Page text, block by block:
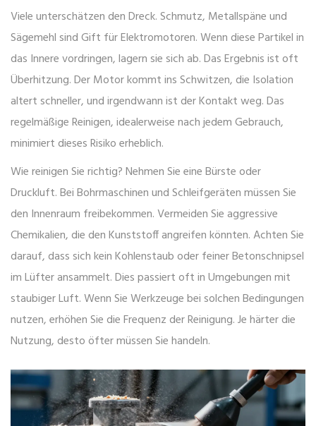
Viele unterschätzen den Dreck. Schmutz, Metallspäne und
Sägemehl sind Gift für Elektromotoren. Wenn diese Partikel in
das Innere vordringen, lagern sie sich ab. Das Ergebnis ist oft
Überhitzung. Der Motor kommt ins Schwitzen, die Isolation
altert schneller, und irgendwann ist der Kontakt weg. Das
regelmäßige Reinigen, idealerweise nach jedem Gebrauch,
minimiert dieses Risiko erheblich.
Wie reinigen Sie richtig? Nehmen Sie eine Bürste oder
Druckluft. Bei Bohrmaschinen und Schleifgeräten müssen Sie
den Innenraum freibekommen. Vermeiden Sie aggressive
Chemikalien, die den Kunststoff angreifen könnten. Achten Sie
darauf, dass sich kein Kohlenstaub oder feiner Betonschnipsel
im Lüfter ansammelt. Dies passiert oft in Umgebungen mit
staubiger Luft. Wenn Sie Werkzeuge bei solchen Bedingungen
nutzen, erhöhen Sie die Frequenz der Reinigung. Je härter die
Nutzung, desto öfter müssen Sie handeln.